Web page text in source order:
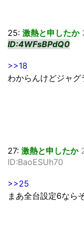
25: 激熱と申したか
ID:4WFsBPdQ0
>>18
わからんけどジャ
27: 激熱と申したか
ID:BaoESUh70
>>25
まあ全台設定6なら